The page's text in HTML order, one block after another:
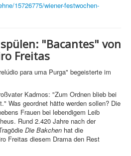
15726775/wiener-festwochen-
"Bacantes" von
Freitas
para uma Purga" begeisterte im
Kadmos: "Zum Ordnen blieb bei
Was geordnet hätte werden sollen? Die
Frauen bei lebendigem Leib
Rund 2.420 Jahre nach der
Die Bakchen hat die
Freitas diesem Drama den Rest